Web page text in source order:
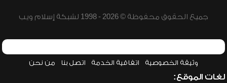
جميع الحقوق محفوظة © 2026 - 1998 لشبكة إسلام ويب
وثيقة الخصوصية اتفاقية الخدمة اتصل بنا من نحن
لغات الموقع: